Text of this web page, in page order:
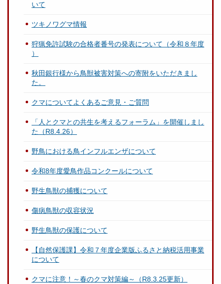
いて
ツキノワグマ情報
狩猟免許試験の合格者番号の発表について（令和８年度
）
秋田銀行様から鳥獣被害対策への寄附をいただきまし
た。
クマについてよくあるご意見・ご質問
「人とクマとの共生を考えるフォーラム」を開催しまし
た（R8.4.26）
野鳥における鳥インフルエンザについて
令和8年度愛鳥作品コンクールについて
野生鳥獣の捕獲について
傷病鳥獣の収容状況
野生鳥獣の保護について
【自然保護課】令和７年度企業版ふるさと納税活用事業
について
クマに注意！～春のクマ対策編～（R8.3.25更新）